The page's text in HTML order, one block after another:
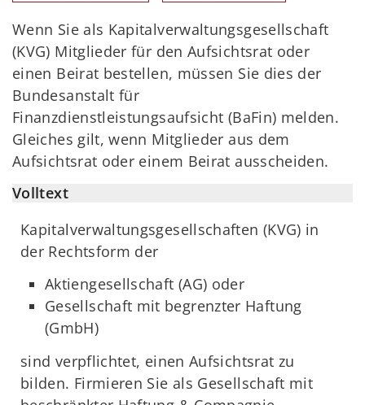
Wenn Sie als Kapitalverwaltungsgesellschaft
(KVG) Mitglieder für den Aufsichtsrat oder
einen Beirat bestellen, müssen Sie dies der
Bundesanstalt für
Finanzdienstleistungsaufsicht (BaFin) melden.
Gleiches gilt, wenn Mitglieder aus dem
Aufsichtsrat oder einem Beirat ausscheiden.
Volltext
Kapitalverwaltungsgesellschaften (KVG) in
der Rechtsform der
Aktiengesellschaft (AG) oder
Gesellschaft mit begrenzter Haftung
(GmbH)
sind verpflichtet, einen Aufsichtsrat zu
bilden. Firmieren Sie als Gesellschaft mit